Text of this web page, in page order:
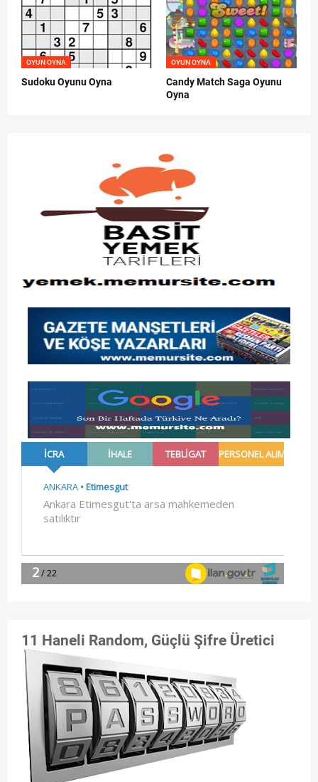
OYUN OYNA
Sudoku Oyunu Oyna
OYUN OYNA
Candy Match Saga Oyunu
Oyna
11 Haneli Random, Güçlü Şifre Üretici